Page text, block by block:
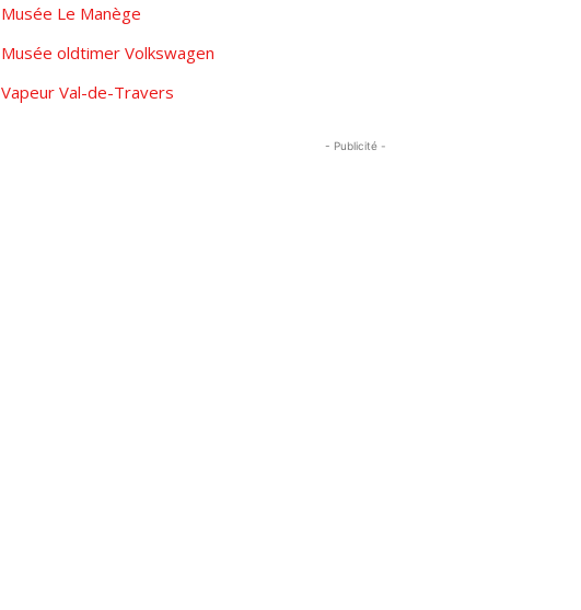
Musée Le Manège
Musée oldtimer Volkswagen
Vapeur Val-de-Travers
- Publicité -